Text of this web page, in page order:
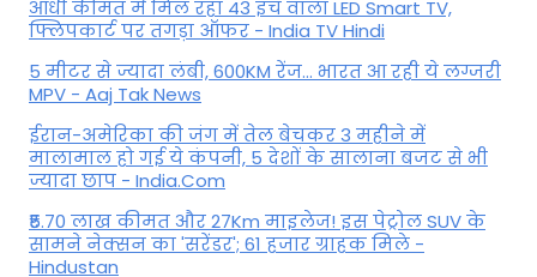
आधी कीमत में मिल रहा 43 इंच वाला LED Smart TV,
फ्लिपकार्ट पर तगड़ा ऑफर - India TV Hindi
5 मीटर से ज्यादा लंबी, 600KM रेंज... भारत आ रही ये लग्जरी
MPV - Aaj Tak News
ईरान-अमेरिका की जंग में तेल बेचकर 3 महीने में
मालामाल हो गई ये कंपनी, 5 देशों के सालाना बजट से भी
ज्यादा छाप - India.Com
₹5.70 लाख कीमत और 27Km माइलेज! इस पेट्रोल SUV के
सामने नेक्सन का 'सरेंडर'; 61 हजार ग्राहक मिले -
Hindustan